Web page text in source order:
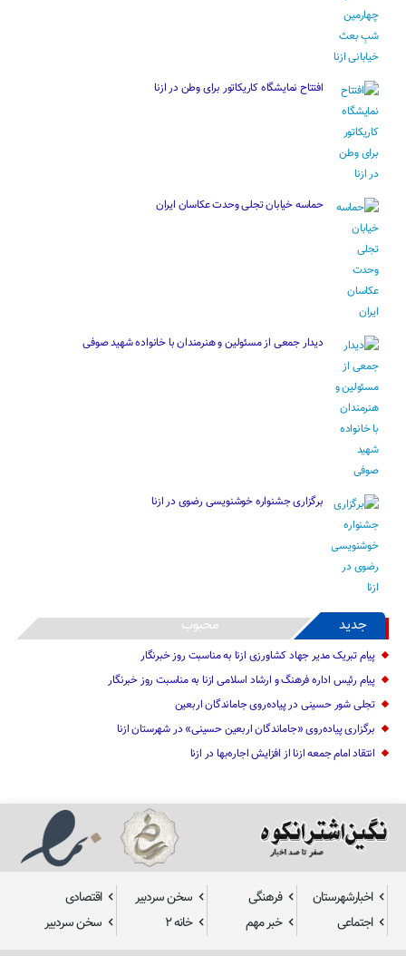
افتتاح نمایشگاه کاریکاتور برای وطن در ازنا
حماسه خیابان تجلی وحدت عکاسان ایران
دیدار جمعی از مسئولین و هنرمندان با خانواده شهید صوفی
برگزاری جشنواره خوشنویسی رضوی در ازنا
جدید محبوب
پیام تبریک مدیر جهاد کشاورزی ازنا به مناسبت روز خبرنگار
پیام رئیس اداره فرهنگ و ارشاد اسلامی ازنا به مناسبت روز خبرنگار
تجلی شور حسینی در پیاده‌روی جاماندگان اربعین
برگزاری پیاده‌روی «جاماندگان اربعین حسینی» در شهرستان ازنا
انتقاد امام جمعه ازنا از افزایش اجاره‌بها در ازنا
اخبارشهرستان فرهنگی سخن سردبیر
اقتصادی
اجتماعی
خبر مهم خانه ۲ سخن سردبیر